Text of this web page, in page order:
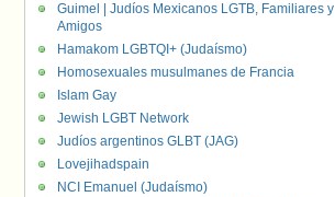
Guimel | Judíos Mexicanos LGTB, Familiares y
Amigos
Hamakom LGBTQI+ (Judaísmo)
Homosexuales musulmanes de Francia
Islam Gay
Jewish LGBT Network
Judíos argentinos GLBT (JAG)
Lovejihadspain
NCI Emanuel (Judaísmo)